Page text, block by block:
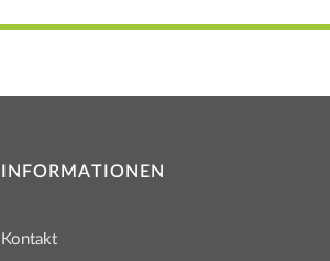
INFORMATIONEN
Kontakt